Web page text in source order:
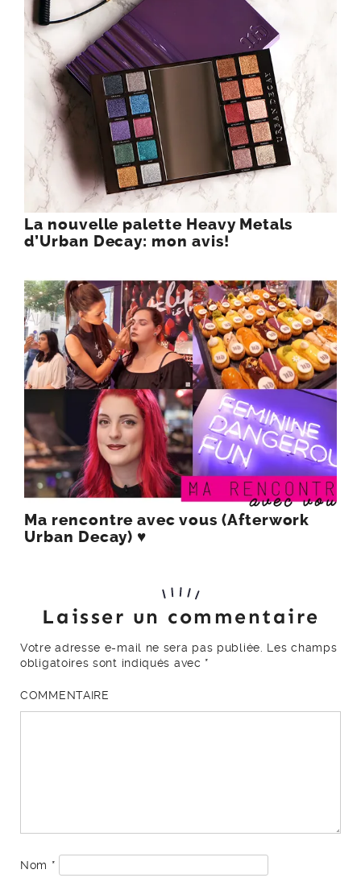
La nouvelle palette Heavy Metals
d’Urban Decay: mon avis!
Ma rencontre avec vous (Afterwork
Urban Decay) ♥
Laisser un commentaire
Votre adresse e-mail ne sera pas publiée.
Les champs
obligatoires sont indiqués avec *
COMMENTAIRE
Nom *